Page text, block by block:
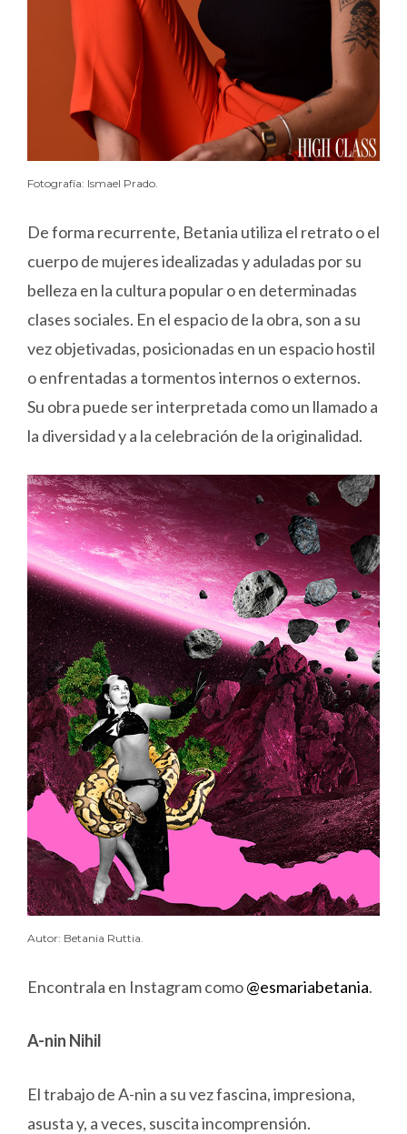
Fotografía: Ismael Prado.
De forma recurrente, Betania utiliza el retrato o el
cuerpo de mujeres idealizadas y aduladas por su
belleza en la cultura popular o en determinadas
clases sociales. En el espacio de la obra, son a su
vez objetivadas, posicionadas en un espacio hostil
o enfrentadas a tormentos internos o externos.
Su obra puede ser interpretada como un llamado a
la diversidad y a la celebración de la originalidad.
Autor: Betania Ruttia.
Encontrala en Instagram como@esmariabetania.
A-nin Nihil
El trabajo de A-nin a su vez fascina, impresiona,
asusta y, a veces, suscita incomprensión.